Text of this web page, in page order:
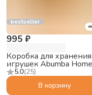
bestseller
5.0(25)
995 ₽
Коробка для хранения
игрушек Abumba Home
Лев, 32.5x32.5x32.5 см
В корзину